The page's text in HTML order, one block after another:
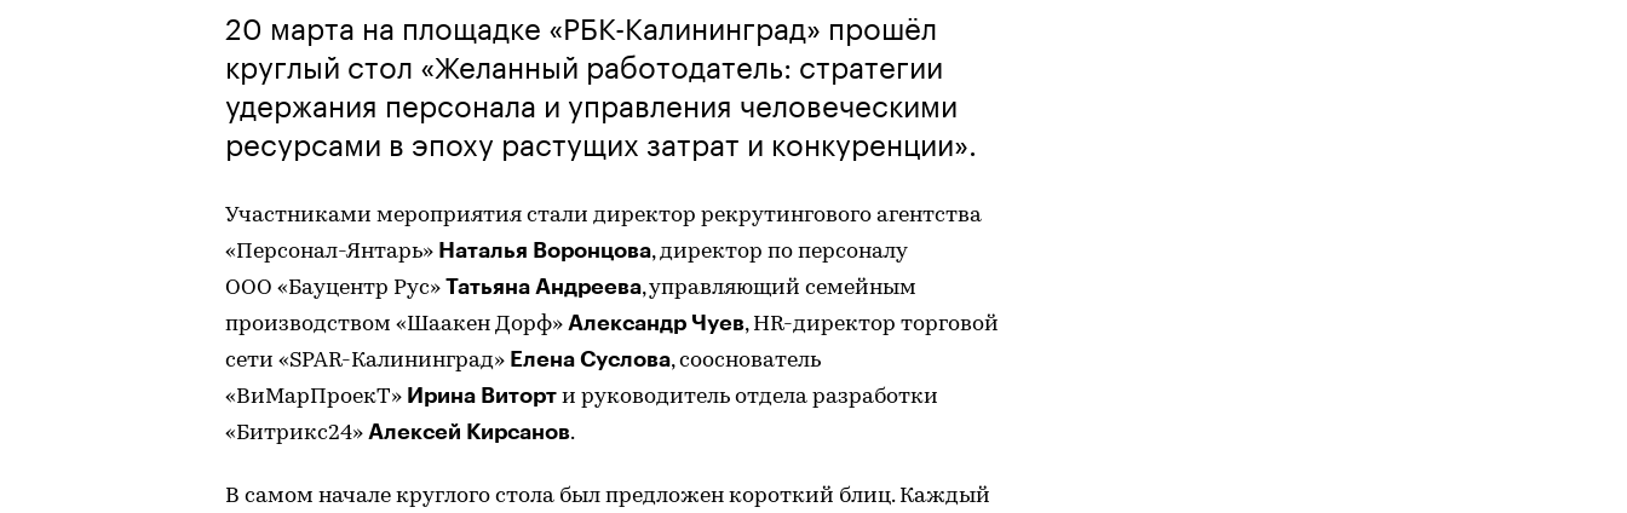
20 марта на площадке «РБК-Калининград» прошёл
круглый стол «Желанный работодатель: стратегии
удержания персонала и управления человеческими
ресурсами в эпоху растущих затрат и конкуренции».
Участниками мероприятия стали директор рекрутингового агентства
«Персонал-Янтарь» Наталья Воронцова, директор по персоналу
ООО «Бауцентр Рус» Татьяна Андреева, управляющий семейным
производством «Шаакен Дорф» Александр Чуев, HR-директор торговой
сети «SPAR-Калининград» Елена Суслова, сооснователь
«ВиМарПроекТ» Ирина Виторт и руководитель отдела разработки
«Битрикс24» Алексей Кирсанов.
В самом начале круглого стола был предложен короткий блиц. Каждый